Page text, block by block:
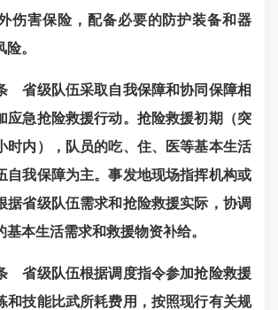
伤害保险，配备必要的防护装备和器
险。
条省级队伍采取自我保障和协同保障相
应急抢险救援行动。抢险救援初期（突
时内），队员的吃、住、医等基本生活
自我保障为主。事发地现场指挥机构或
据省级队伍需求和抢险救援实际，协调
基本生活需求和救援物资补给。
条省级队伍根据调度指令参加抢险救援
和技能比武所耗费用，按照现行有关规